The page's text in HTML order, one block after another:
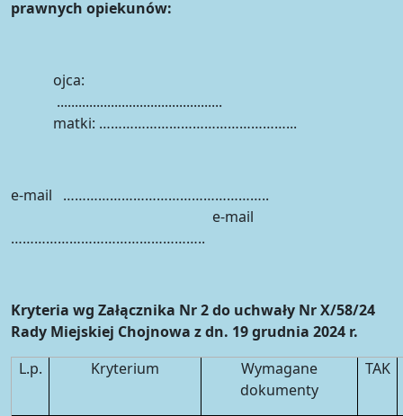
prawnych opiekunów:
ojca:
matki: …………………………………………...
e-mail ……………………………………………..
e-mail
…………………………………………..
Kryteria wg Załącznika Nr 2 do uchwały Nr X/58/24
Rady Miejskiej Chojnowa z dn. 19 grudnia 2024 r.
L.p.
Kryterium
Wymagane
dokumenty
TAK